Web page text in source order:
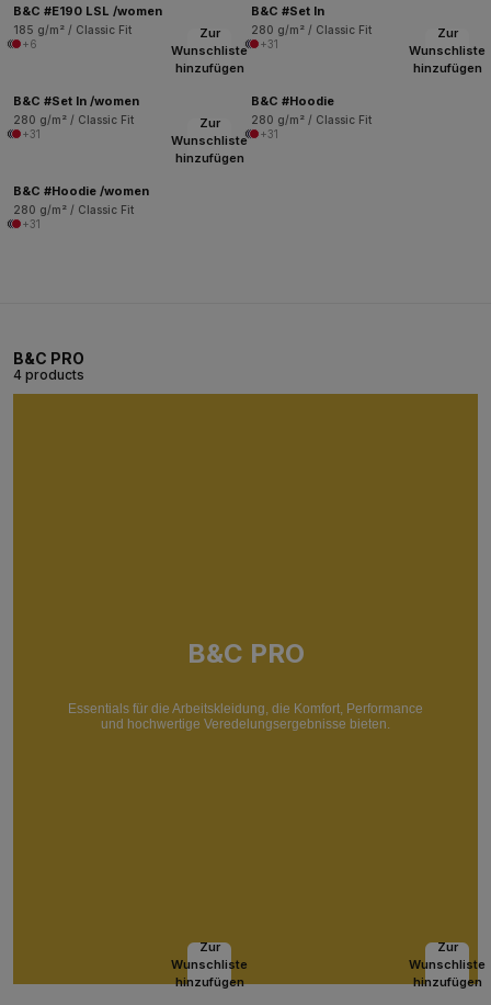
B&C #E190 LSL /women
185 g/m² / Classic Fit
+6
B&C #Set In
280 g/m² / Classic Fit
+31
Zur
Wunschliste
hinzufügen
B&C #Set In /women
280 g/m² / Classic Fit
+31
Zur
Wunschliste
hinzufügen
B&C #Hoodie
280 g/m² / Classic Fit
+31
Zur
Wunschliste
hinzufügen
B&C #Hoodie /women
280 g/m² / Classic Fit
+31
B&C PRO
4 products
B&C PRO
Essentials für die Arbeitskleidung, die Komfort, Performance
und hochwertige Veredelungsergebnisse bieten.
Zur
Wunschliste
hinzufügen
Zur
Wunschliste
hinzufügen